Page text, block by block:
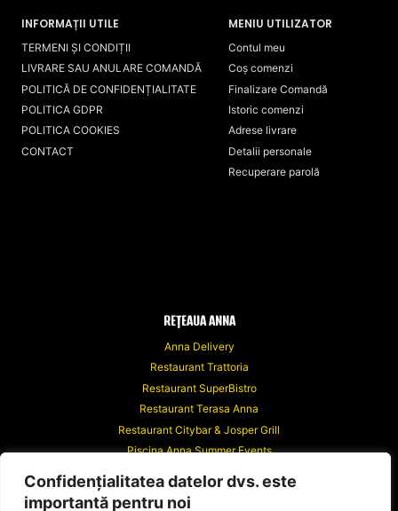
Confidențialitatea datelor dvs. este
importantă pentru noi
Opțiunile
alese
produsului.
INFORMAȚII UTILE
TERMENI ȘI CONDIȚII
LIVRARE SAU ANULARE COMANDĂ
POLITICĂ DE CONFIDENȚIALITATE
POLITICA GDPR
POLITICA COOKIES
CONTACT
MENIU UTILIZATOR
Contul meu
Coș comenzi
Finalizare Comandă
Istoric comenzi
Adrese livrare
Detalii personale
Recuperare parolă
REȚEAUA ANNA
Anna Delivery
Restaurant Trattoria
Restaurant SuperBistro
Restaurant Terasa Anna
Restaurant Citybar & Josper Grill
Piscina Anna Summer Events
Riviera Events